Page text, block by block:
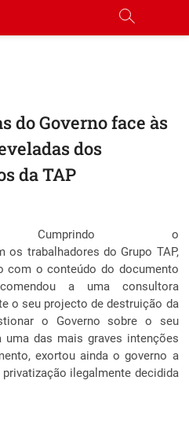
do Governo face às
dos
da TAP
Cumprindo o
trabalhadores do Grupo TAP,
com o conteúdo do documento
a uma consultora
o seu projecto de destruição da
o Governo sobre o seu
das mais graves intenções
exortou ainda o governo a
ilegalmente decidida